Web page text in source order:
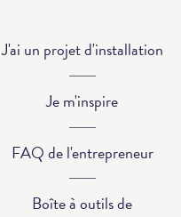
J'ai un projet d'installation
Je m'inspire
FAQ de l'entrepreneur
Boîte à outils de